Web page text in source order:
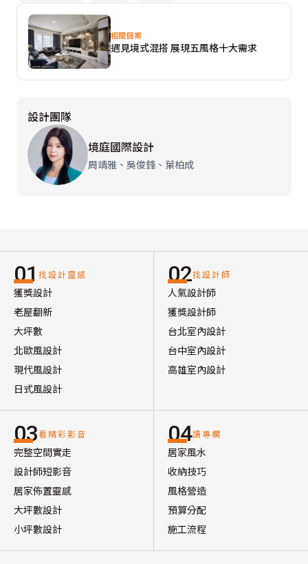
相關個案
遇見境式混搭 展現五風格十大需求
設計團隊
境庭國際設計
周靖雅、吳俊鋒、葉柏成
01 找設計靈感
獲獎設計
老屋翻新
大坪數
北歐風設計
現代風設計
日式風設計
02找設計師
人氣設計師
獲獎設計師
台北室內設計
台中室內設計
高雄室內設計
03看精彩影音
完整空間實走
設計師短影音
居家佈置靈感
大坪數設計
小坪數設計
04讀專欄
居家風水
收納技巧
風格營造
預算分配
施工流程